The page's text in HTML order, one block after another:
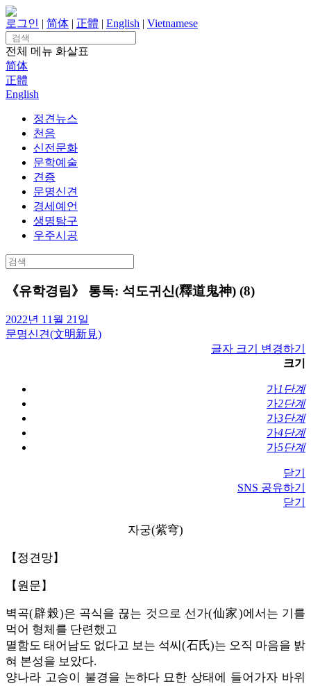
Skip
to
content
로그인 | 简体 | 正體 | English | Vietnamese
Search
for:
전체 메뉴 화살표
简体
正體
English
정견뉴스
천음
신전문화
문학예술
견증
문명신견
경세예언
생명탐구
우주시공
Search
for:
《유학경림》 통독: 석도귀신(釋道鬼神) (8)
2022년 11월 21일
문명신견(文明新見)
글자 크기 변경하기
크기
가1단계
가2단계
가3단계
가4단계
가5단계
닫기
SNS 공유하기
닫기
자궁(紫穹)
【정견망】
【원문】
벽곡(辟榖)은 곡식을 끊는 것으로 선가(仙家)에서는 기를
먹어 형체를 단련했고
멸함도 태어남도 없다고 보는 석씨(石氏)는 오직 마음을 밝
혀 본성을 보았다.
양나라 고승이 불경을 논하다 묘한 상태에 들어가자 바위